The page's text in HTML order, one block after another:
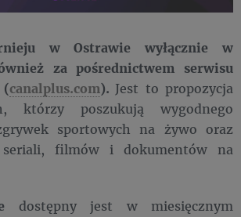
w Ostrawie wyłącznie w
za pośrednictwem serwisu
(canalplus.com). Jest to propozycja
którzy poszukują wygodnego
sportowych na żywo oraz
filmów i dokumentów na
dostępny jest w miesięcznym